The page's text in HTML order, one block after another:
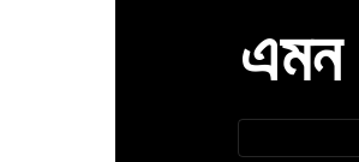
Newsletter
এমন
আপনার